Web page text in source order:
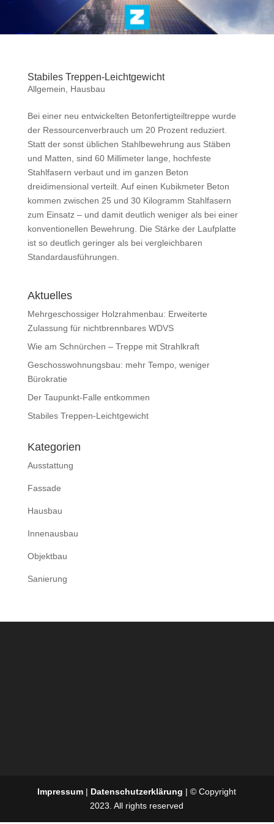
Stabiles Treppen-Leichtgewicht
Allgemein, Hausbau
Bei einer neu entwickelten Betonfertigteiltreppe wurde
der Ressourcenverbrauch um 20 Prozent reduziert.
Statt der sonst üblichen Stahlbewehrung aus Stäben
und Matten, sind 60 Millimeter lange, hochfeste
Stahlfasern verbaut und im ganzen Beton
dreidimensional verteilt. Auf einen Kubikmeter Beton
kommen zwischen 25 und 30 Kilogramm Stahlfasern
zum Einsatz – und damit deutlich weniger als bei einer
konventionellen Bewehrung. Die Stärke der Laufplatte
ist so deutlich geringer als bei vergleichbaren
Standardausführungen.
Aktuelles
Mehrgeschossiger Holzrahmenbau: Erweiterte
Zulassung für nichtbrennbares WDVS
Wie am Schnürchen – Treppe mit Strahlkraft
Geschosswohnungsbau: mehr Tempo, weniger
Bürokratie
Der Taupunkt-Falle entkommen
Stabiles Treppen-Leichtgewicht
Kategorien
Ausstattung
Fassade
Hausbau
Innenausbau
Objektbau
Sanierung
Impressum | Datenschutzerklärung | © Copyright
2023. All rights reserved